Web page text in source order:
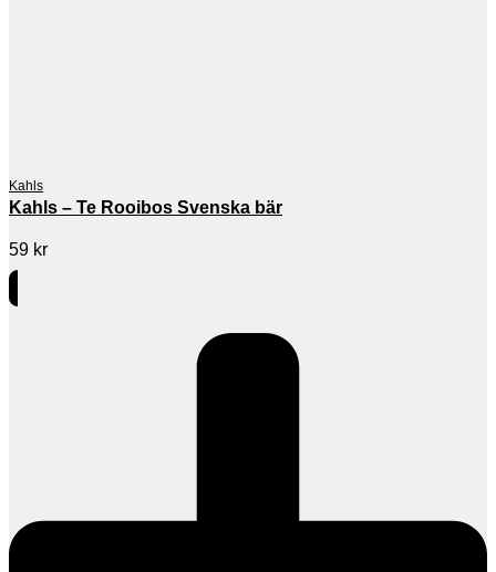
Kahls
Kahls – Te Rooibos Svenska bär
59 kr